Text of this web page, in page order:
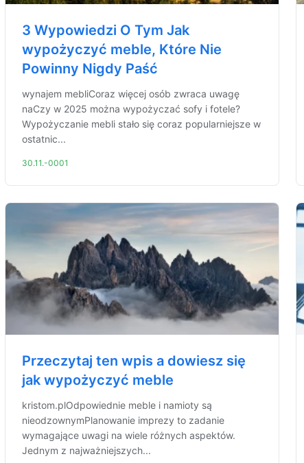
3 Wypowiedzi O Tym Jak
wypożyczyć meble, Które Nie
Powinny Nigdy Paść
wynajem mebliCoraz więcej osób zwraca uwagę
naCzy w 2025 można wypożyczać sofy i fotele?
Wypożyczanie mebli stało się coraz popularniejsze w
ostatnic...
30.11.-0001
Przeczytaj ten wpis a dowiesz się
jak wypożyczyć meble
kristom.plOdpowiednie meble i namioty są
nieodzownymPlanowanie imprezy to zadanie
wymagające uwagi na wiele różnych aspektów.
Jednym z najważniejszych...